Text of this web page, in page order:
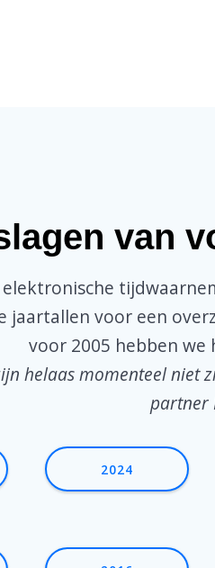
van
jaartallen voor een
voor 2005 hebben we
helaas momenteel niet
partner
2024